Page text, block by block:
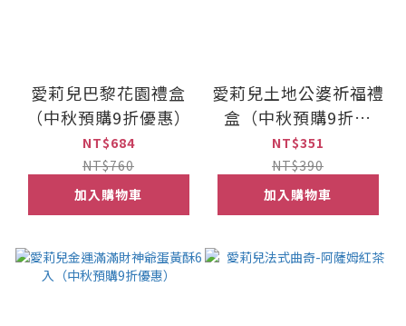
愛莉兒巴黎花園禮盒
（中秋預購9折優惠）
NT$684
NT$760
加入購物車
愛莉兒土地公婆祈福禮
盒（中秋預購9折優
惠）
NT$351
NT$390
加入購物車